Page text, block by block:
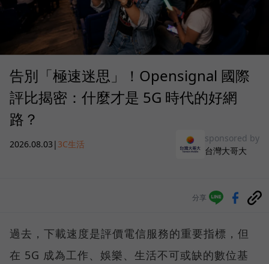
告別「極速迷思」！Opensignal 國際
評比揭密：什麼才是 5G 時代的好網
路？
2026.08.03 | 3C生活
sponsored by
台灣大哥大
分享
過去，下載速度是評價電信服務的重要指標，但
在 5G 成為工作、娛樂、生活不可或缺的數位基